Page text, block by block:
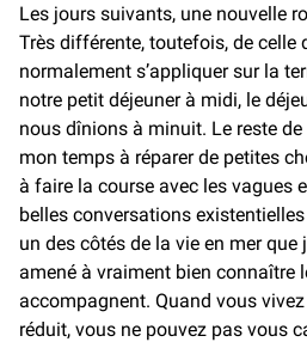
Les jours suivants, une nouvelle
Très différente, toutefois, de celle
normalement s’appliquer sur la
notre petit déjeuner à midi, le
nous dînions à minuit. Le reste
mon temps à réparer de petites
à faire la course avec les vagues
belles conversations existentielles
un des côtés de la vie en mer que
amené à vraiment bien connaître
accompagnent. Quand vous
réduit, vous ne pouvez pas vous